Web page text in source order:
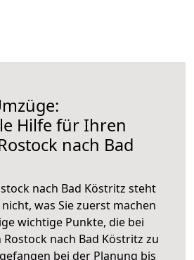
Hilfe für Ihren
nach Bad
nach Bad Köstritz steht
was Sie zuerst machen
wichtige Punkte, die bei
nach Bad Köstritz zu
bei der Planung bis